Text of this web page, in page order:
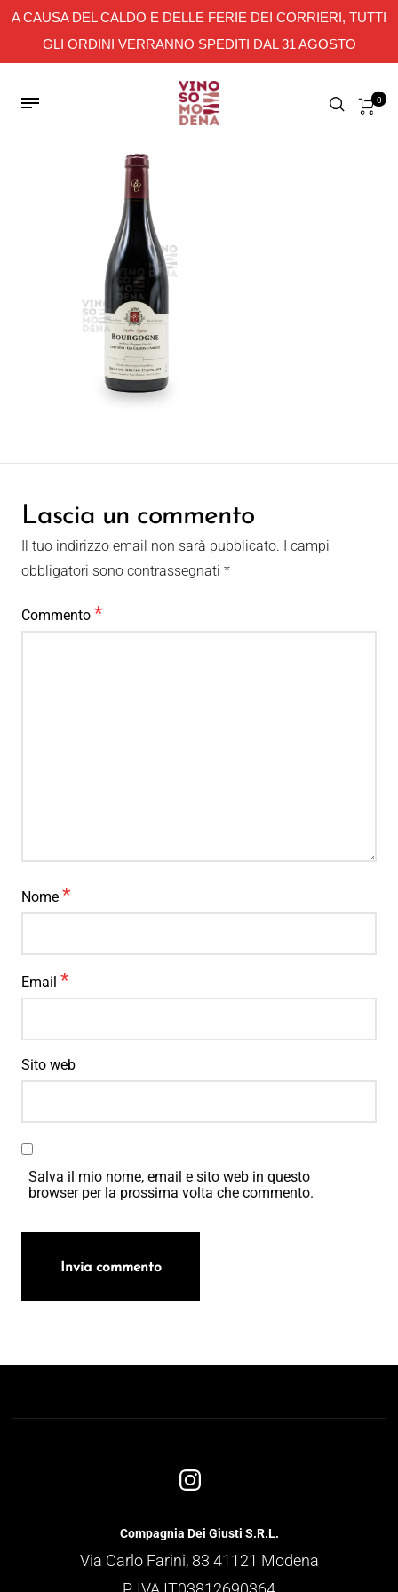
A CAUSA DEL CALDO E DELLE FERIE DEI CORRIERI, TUTTI
GLI ORDINI VERRANNO SPEDITI DAL 31 AGOSTO
0
Lascia un commento
Il tuo indirizzo email non sarà pubblicato. I campi
obbligatori sono contrassegnati *
Commento *
Nome *
Email *
Sito web
Salva il mio nome, email e sito web in questo
browser per la prossima volta che commento.
Compagnia Dei Giusti S.R.L.
Via Carlo Farini, 83 41121 Modena